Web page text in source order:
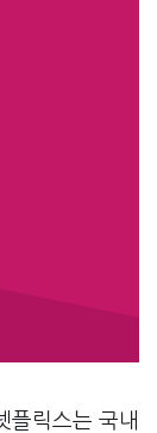
플릭스는 국내